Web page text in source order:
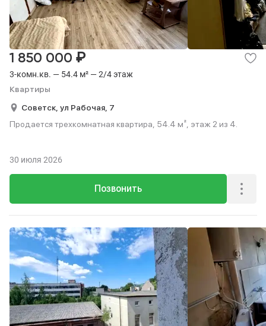
3-комн.кв. — 54.4 м² — 2/4 этаж
Квартиры
1 850 000 ₽
Советск, ул Рабочая, 7
Продается трехкомнатная квартира, 54.4 м², этаж 2 из 4.
Позвонить
30 июля 2026